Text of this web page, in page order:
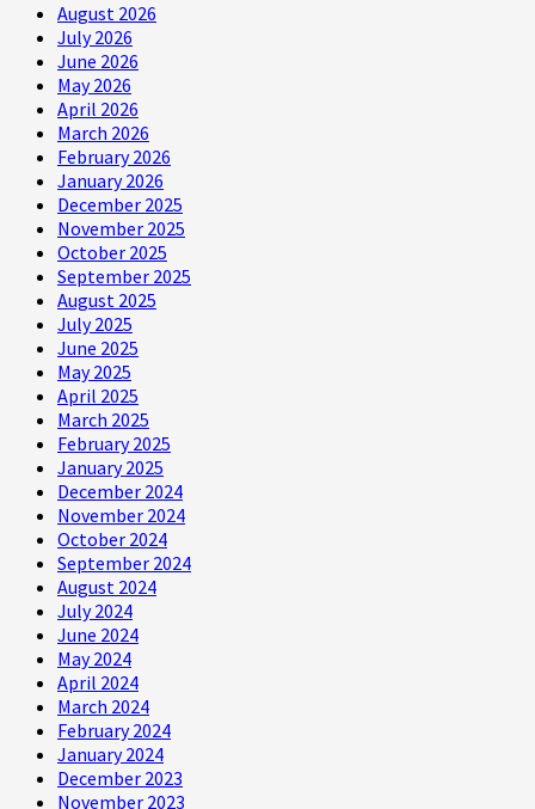
August 2026
July 2026
June 2026
May 2026
April 2026
March 2026
February 2026
January 2026
December 2025
November 2025
October 2025
September 2025
August 2025
July 2025
June 2025
May 2025
April 2025
March 2025
February 2025
January 2025
December 2024
November 2024
October 2024
September 2024
August 2024
July 2024
June 2024
May 2024
April 2024
March 2024
February 2024
January 2024
December 2023
November 2023